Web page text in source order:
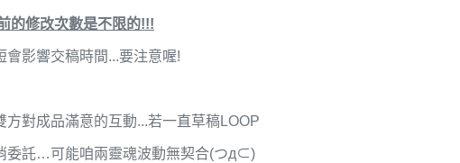
的修改次數是不限的!!!
會影響交稿時間...要注意喔!
對成品滿意的互動...若一直草稿LOOP
委託…可能咱兩靈魂波動無契合(つд⊂)